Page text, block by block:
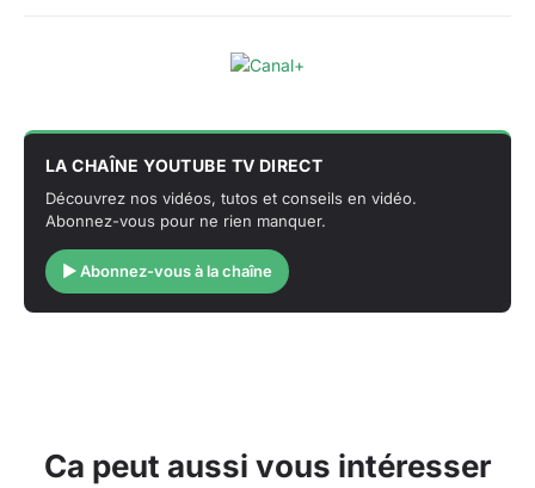
LA CHAÎNE YOUTUBE TV DIRECT
Découvrez nos vidéos, tutos et conseils en vidéo.
Abonnez-vous pour ne rien manquer.
▶ Abonnez-vous à la chaîne
Ca peut aussi vous intéresser